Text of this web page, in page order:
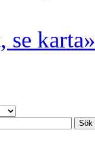
se karta»